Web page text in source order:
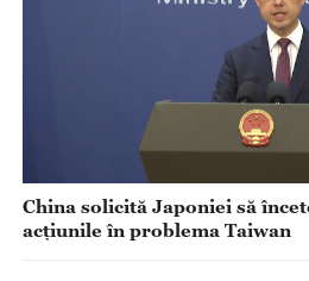
China solicită Japoniei să
acțiunile în problema Taiwan